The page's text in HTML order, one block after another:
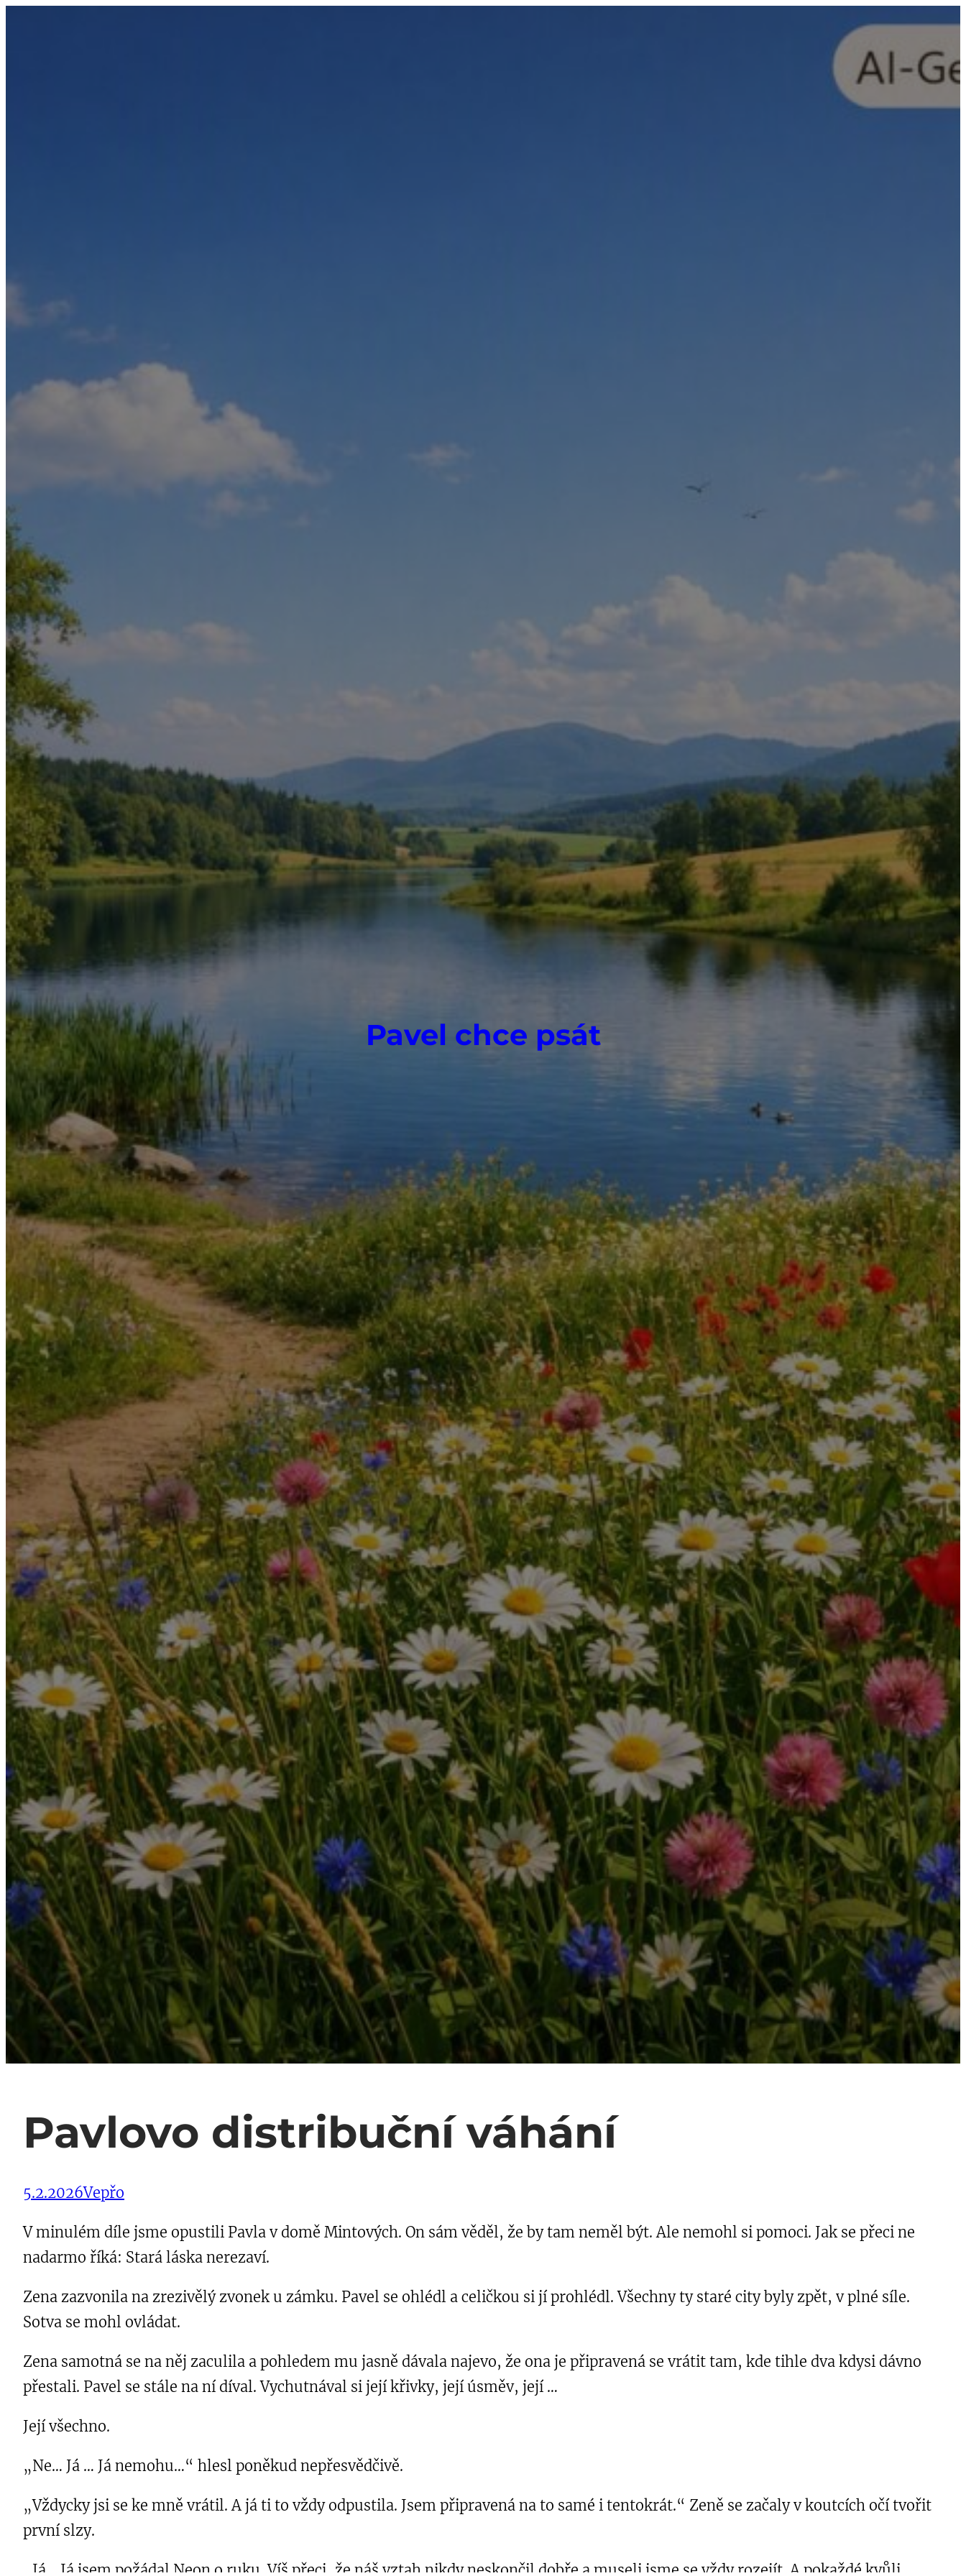
Pavel chce psát
Pavlovo distribuční váhání
5.2.2026Vepřo
V minulém díle jsme opustili Pavla v domě Mintových. On sám věděl, že by tam neměl být. Ale nemohl si pomoci. Jak se přeci ne
nadarmo říká: Stará láska nerezaví.
Zena zazvonila na zrezivělý zvonek u zámku. Pavel se ohlédl a celičkou si jí prohlédl. Všechny ty staré city byly zpět, v plné síle.
Sotva se mohl ovládat.
Zena samotná se na něj zaculila a pohledem mu jasně dávala najevo, že ona je připravená se vrátit tam, kde tihle dva kdysi dávno
přestali. Pavel se stále na ní díval. Vychutnával si její křivky, její úsměv, její …
Její všechno.
„Ne… Já … Já nemohu…“ hlesl poněkud nepřesvědčivě.
„Vždycky jsi se ke mně vrátil. A já ti to vždy odpustila. Jsem připravená na to samé i tentokrát.“ Zeně se začaly v koutcích očí tvořit
první slzy.
„Já… Já jsem požádal Neon o ruku. Víš přeci, že náš vztah nikdy neskončil dobře a museli jsme se vždy rozejít. A pokaždé kvůli